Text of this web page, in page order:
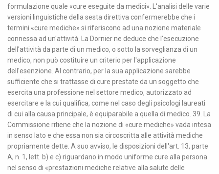
formulazione quale «cure eseguite da medici». L'analisi delle varie
versioni linguistiche della sesta direttiva confermerebbe che i
termini «cure mediche» si riferiscono ad una nozione materiale
connessa ad un'attività. La Dornier ne deduce che l'esecuzione
dell'attività da parte di un medico, o sotto la sorveglianza di un
medico, non può costituire un criterio per l'applicazione
dell'esenzione. Al contrario, per la sua applicazione sarebbe
sufficiente che si trattasse di cure prestate da un soggetto che
esercita una professione nel settore medico, autorizzato ad
esercitare e la cui qualifica, come nel caso degli psicologi laureati
di cui alla causa principale, è equiparabile a quella di medico. 39. La
Commissione ritiene che la nozione di «cure mediche» vada intesa
in senso lato e che essa non sia circoscritta alle attività mediche
propriamente dette. A suo avviso, le disposizioni dell'art. 13, parte
A, n. 1, lett. b) e c) riguardano in modo uniforme cure alla persona
nel senso di «prestazioni mediche relative alla salute delle